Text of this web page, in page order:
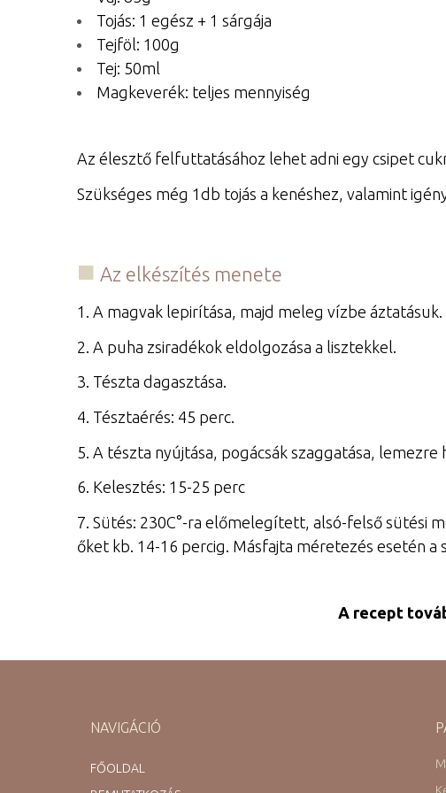
Tojás: 1 egész + 1 sárgája
Tejföl: 100g
Tej: 50ml
Magkeverék: teljes mennyiség
Az élesztő felfuttatásához lehet adni egy csipet
Szükséges még 1db tojás a kenéshez, valamint
Az elkészítés menete
1. A magvak lepirítása, majd meleg vízbe áztatásuk.
2. A puha zsiradékok eldolgozása a lisztekkel.
3. Tészta dagasztása.
4. Tésztaérés: 45 perc.
5. A tészta nyújtása, pogácsák szaggatása,
6. Kelesztés: 15-25 perc
7. Sütés: 230C°-ra előmelegített, alsó-felső sütési
őket kb. 14-16 percig. Másfajta méretezés esetén
A recept
NAVIGÁCIÓ
FŐOLDAL